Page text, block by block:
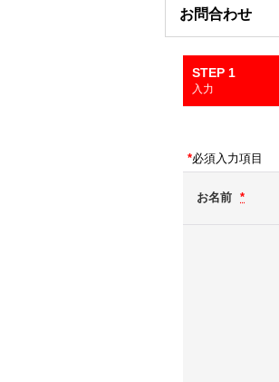
お問合わせ
STEP 1
入力
*必須入力項目
お名前 *